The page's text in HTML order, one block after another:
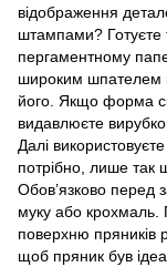
відображення
штампами? Готуєте
пергаментному
широким шпателем
його. Якщо форма
видавлюєте
Далі
потрібно, лише так
Обов’язково перед
муку або крохмаль.
поверхню пряників
щоб пряник був